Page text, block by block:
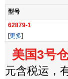
型号
62879-1
[更多]
美国3号
元含税运，